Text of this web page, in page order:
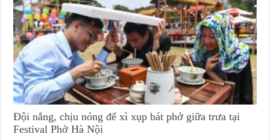
Đội nắng, chịu nóng để xì xụp bát phở giữa trưa tại
Festival Phở Hà Nội